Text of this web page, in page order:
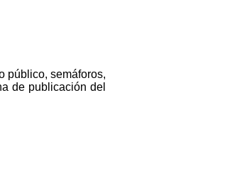
público, semáforos,
de publicación del